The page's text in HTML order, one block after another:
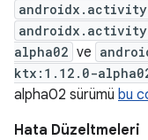
alpha02 ve
ktx:1.12.0-
alpha02 sürümü bu
Hata Düzeltmeleri